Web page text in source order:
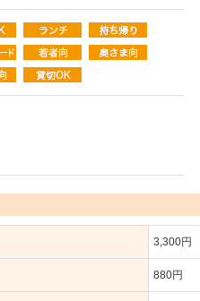
3,300円
880円